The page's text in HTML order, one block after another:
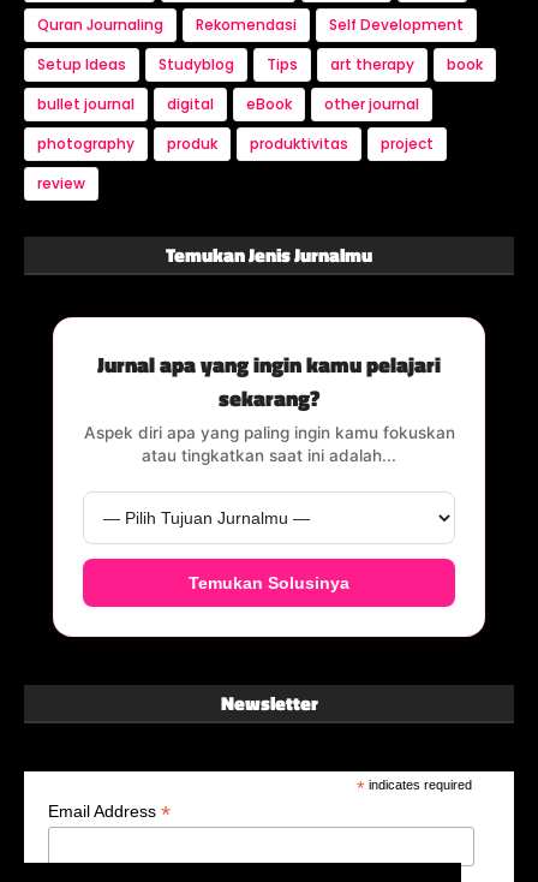
Quran Journaling
Rekomendasi
Self Development
Setup Ideas
Studyblog Tips art therapy
book
bullet journal
digital eBook
other journal
photography
produk produktivitas
project
review
Temukan Jenis Jurnalmu
Jurnal apa yang ingin kamu pelajari
sekarang?
Aspek diri apa yang paling ingin kamu fokuskan
atau tingkatkan saat ini adalah...
Temukan Solusinya
Newsletter
* indicates required
Email Address *